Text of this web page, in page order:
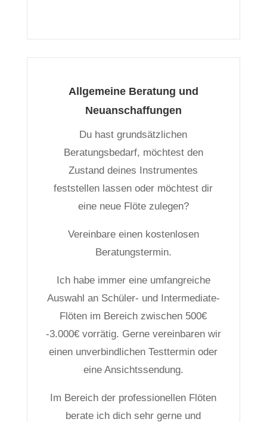
Allgemeine Beratung und
Neuanschaffungen
Du hast grundsätzlichen
Beratungsbedarf, möchtest den
Zustand deines Instrumentes
feststellen lassen oder möchtest dir
eine neue Flöte zulegen?
Vereinbare einen kostenlosen
Beratungstermin.
Ich habe immer eine umfangreiche
Auswahl an Schüler- und Intermediate-
Flöten im Bereich zwischen 500€
-3.000€ vorrätig. Gerne vereinbaren wir
einen unverbindlichen Testtermin oder
eine Ansichtssendung.
Im Bereich der professionellen Flöten
berate ich dich sehr gerne und